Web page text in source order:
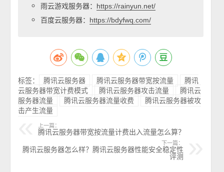
雨云游戏服务器： https://rainyun.net/
百度云服务器： https://bdyfwq.com/
标签： 腾讯云服务器 腾讯云服务器带宽按流量
腾讯
云服务器带宽计费模式
腾讯云服务器攻击流量
腾讯云
服务器流量
腾讯云服务器流量收费
腾讯云服务器被攻
击产生流量
上一篇：
腾讯云服务器带宽按流量计费出入流量怎么算？
下一篇：
腾讯云服务器怎么样？腾讯云服务器性能安全稳定性
评测